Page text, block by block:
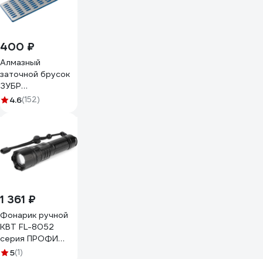
спортивных,
складных ножей
400 ₽
Алмазный
заточной брусок
ЗУБР
Профессионал
Р200, 50х150 мм
35715-03_z01
4.6(152)
1 361 ₽
Фонарик ручной
КВТ FL-8052
серия ПРОФИ
103874
5(1)